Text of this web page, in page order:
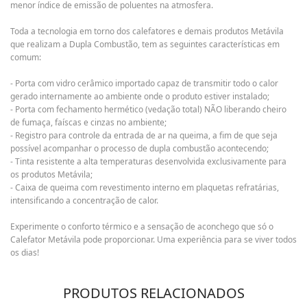
menor índice de emissão de poluentes na atmosfera.
Toda a tecnologia em torno dos calefatores e demais produtos Metávila
que realizam a Dupla Combustão, tem as seguintes características em
comum:
- Porta com vidro cerâmico importado capaz de transmitir todo o calor
gerado internamente ao ambiente onde o produto estiver instalado;
- Porta com fechamento hermético (vedação total) NÃO liberando cheiro
de fumaça, faíscas e cinzas no ambiente;
- Registro para controle da entrada de ar na queima, a fim de que seja
possível acompanhar o processo de dupla combustão acontecendo;
- Tinta resistente a alta temperaturas desenvolvida exclusivamente para
os produtos Metávila;
- Caixa de queima com revestimento interno em plaquetas refratárias,
intensificando a concentração de calor.
Experimente o conforto térmico e a sensação de aconchego que só o
Calefator Metávila pode proporcionar. Uma experiência para se viver todos
os dias!
PRODUTOS RELACIONADOS